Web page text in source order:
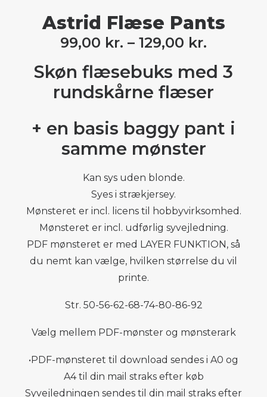
Astrid Flæse Pants
99,00 kr. – 129,00 kr.
Skøn flæsebuks med 3
rundskårne flæser
+ en basis baggy pant i
samme mønster
Kan sys uden blonde.
Syes i strækjersey.
Mønsteret er incl. licens til hobbyvirksomhed.
Mønsteret er incl. udførlig syvejledning.
PDF mønsteret er med LAYER FUNKTION, så
du nemt kan vælge, hvilken størrelse du vil
printe.
Str. 50-56-62-68-74-80-86-92
Vælg mellem PDF-mønster og mønsterark
•PDF-mønsteret til download sendes i A0 og
A4 til din mail straks efter køb
Syvejledningen sendes til din mail straks efter